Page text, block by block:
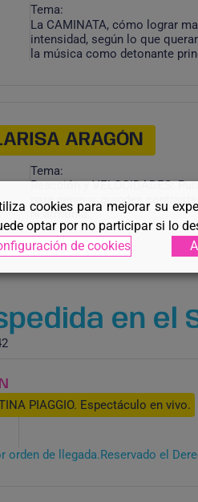
Tema:
La CAMINATA, cómo lograr
intensidad, según lo que
la música como detonante
ARAGÓN
Tema:
Reacción y VELOCIDADES:
para generar grandes
ni armonía.
en el
PIAGGIO. Espectáculo en vivo.
de llegada.Reservado el
cookies para mejorar su
optar por no participar si lo
de cookies